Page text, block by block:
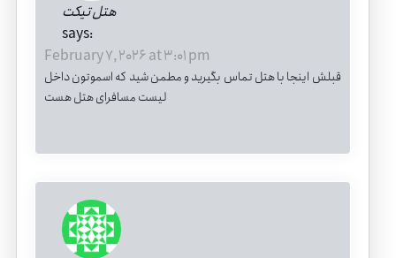
هتل تیکت
says:
February 7, 2026 at 3:01 pm
قبلش اینجا با هتل تماس بگیرید و مطمن شید که اسموتون داخل
لیست مسافرای هتل هست